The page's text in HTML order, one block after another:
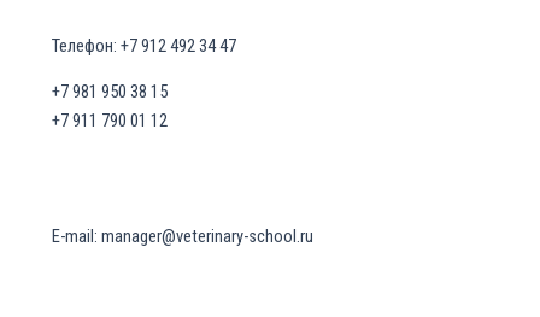
Телефон: +7 912 492 34 47
+7 981 950 38 15
+7 911 790 01 12
E-mail: manager@veterinary-school.ru